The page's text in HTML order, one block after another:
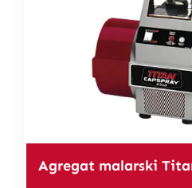
Agregat malarski